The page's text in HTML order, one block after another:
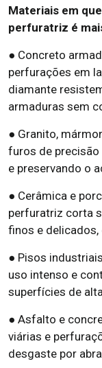
Materiais em
perfuratriz é
● Concreto
perfurações em
diamante
armaduras sem
● Granito,
furos de
e preservando o
● Cerâmica e
perfuratriz corta
finos e
● Pisos
uso intenso e
superfícies de
● Asfalto e
viárias e
desgaste por